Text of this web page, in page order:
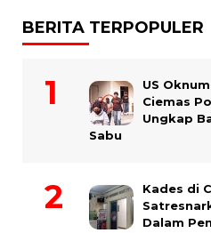
BERITA TERPOPULER
US
Ciemas
Ungkap
Sabu
Kades di
Dalam